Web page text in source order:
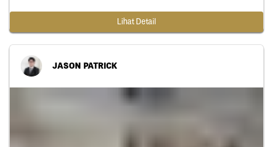
Lihat Detail
JASON PATRICK